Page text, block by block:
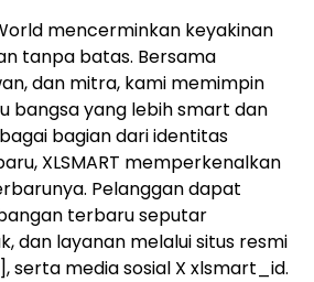
mencerminkan keyakinan
tanpa batas. Bersama
dan mitra, kami memimpin
bangsa yang lebih smart dan
bagian dari identitas
XLSMART memperkenalkan
Pelanggan dapat
terbaru seputar
dan layanan melalui situs resmi
serta media sosial X xlsmart_id.